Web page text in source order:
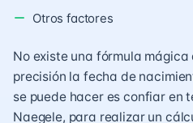
Otros factores
No existe una fórmula
precisión la fecha de
se puede hacer es confiar en
Naegele, para realizar un